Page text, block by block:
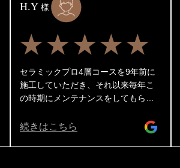
H.Y 様
★★★★★
セラミックプロ4層コースを9年前に
施工していただき、それ以来毎年こ
の時期にメンテナンスをしてもらっ
ナンスとライトポリッシュメンテナ
続きはこちら